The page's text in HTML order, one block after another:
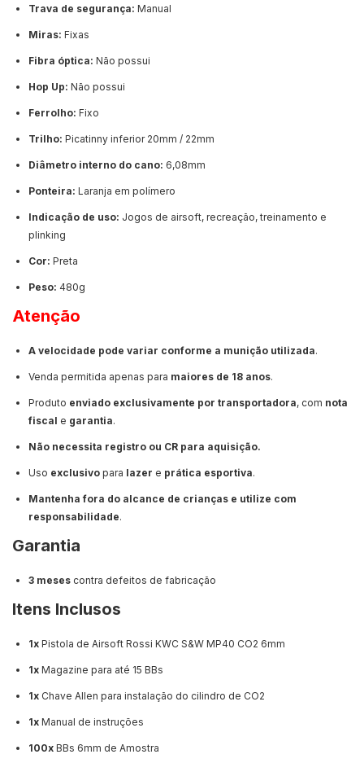
Trava de segurança: Manual
Miras: Fixas
Fibra óptica: Não possui
Hop Up: Não possui
Ferrolho: Fixo
Trilho: Picatinny inferior 20mm / 22mm
Diâmetro interno do cano: 6,08mm
Ponteira: Laranja em polímero
Indicação de uso: Jogos de airsoft, recreação, treinamento e
plinking
Cor: Preta
Peso: 480g
Atenção
A velocidade pode variar conforme a munição utilizada.
Venda permitida apenas para maiores de 18 anos.
Produto enviado exclusivamente por transportadora, com nota
fiscal e garantia.
Não necessita registro ou CR para aquisição.
Uso exclusivo para lazer e prática esportiva.
Mantenha fora do alcance de crianças e utilize com
responsabilidade.
Garantia
3 meses contra defeitos de fabricação
Itens Inclusos
1x Pistola de Airsoft Rossi KWC S&W MP40 CO2 6mm
1x Magazine para até 15 BBs
1x Chave Allen para instalação do cilindro de CO2
1x Manual de instruções
100x BBs 6mm de Amostra